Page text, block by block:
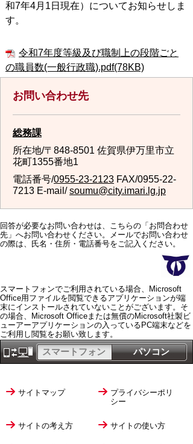
和7年4月1日現在）についてお知らせしま
す。
令和7年度等級及び職制上の段階ごと
の職員数(一般行政職).pdf(78KB)
お問い合わせ先
総務課
所在地/〒848-8501 佐賀県伊万里市立
花町1355番地1
電話番号/0955-23-2123 FAX/0955-22-
7213 E-mail/soumu@city.imari.lg.jp
回答が必要なお問い合わせは、こちらの「お問合わせ
先」へお問い合わせください。メールでお問い合わせ
の際は、氏名・住所・電話番号をご記入ください。
スマートフォンでご利用されている場合、Microsoft
Office用ファイルを閲覧できるアプリケーションが端
末にインストールされていないことがございます。そ
の場合、Microsoft Officeまたは無償のMicrosoft社製ビ
ューアーアプリケーションの入っているPC端末などを
ご利用し閲覧をお願い致します。
パソコン
スマートフォン
サイトマップ
プライバシーポリ
シー
サイトの考え方 サイトの使い方